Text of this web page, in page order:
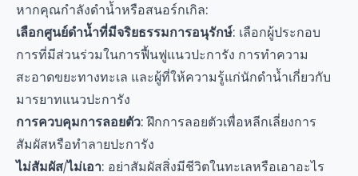
หากคุณกำลังดำน้ำหรือสนอร์กเกิล:
เลือกศูนย์ดำน้ำที่มีจริยธรรมการอนุรักษ์: เลือกผู้ประกอบ
การที่มีส่วนร่วมในการฟื้นฟูแนวปะการัง การทำความ
สะอาดขยะทางทะเล และผู้ที่ให้ความรู้แก่นักดำน้ำเกี่ยวกับ
มารยาทแนวปะการัง
การควบคุมการลอยตัว: ฝึกการลอยตัวเพื่อหลีกเลี่ยงการ
สัมผัสหรือทำลายปะการัง
ไม่สัมผัส/ไม่เอา: อย่าสัมผัสสิ่งมีชีวิตในทะเลหรือเอาอะไร